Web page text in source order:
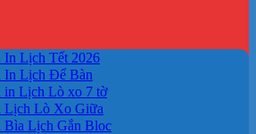
In Lịch Tết 2026
In Lịch Để Bàn
in Lịch Lò xo 7 tờ
Lịch Lò Xo Giữa
Bìa Lịch Gắn Bloc